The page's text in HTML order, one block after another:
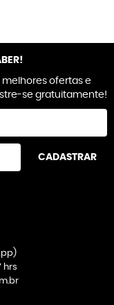
melhores ofertas e
se gratuitamente!
CADASTRAR
hrs